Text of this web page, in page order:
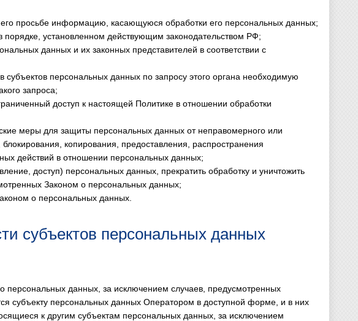
просьбе информацию, касающуюся обработки его персональных данных;
порядке, установленном действующим законодательством РФ;
данных и их законных представителей в соответствии с
персональных данных по запросу этого органа необходимую
запроса;
доступ к настоящей Политике в отношении обработки
меры для защиты персональных данных от неправомерного или
копирования, предоставления, распространения
действий в отношении персональных данных;
доступ) персональных данных, прекратить обработку и уничтожить
Законом о персональных данных;
о персональных данных.
субъектов персональных данных
данных, за исключением случаев, предусмотренных
субъекту персональных данных Оператором в доступной форме, и в них
к другим субъектам персональных данных, за исключением